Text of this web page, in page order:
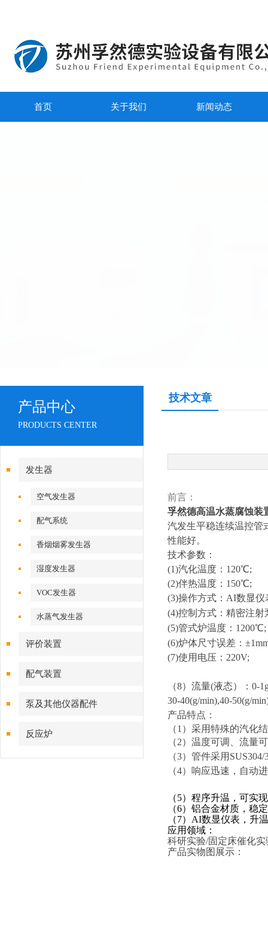
首页 关于我们 新闻动态
产品中心
PRODUCTS CENTER
发生器
空气发生器
配气系统
香烟烟雾发生器
湿度发生器
VOC发生器
水蒸气发生器
评价装置
配气装置
泵及其他仪器配件
反应炉
技术文章
前言：
孚然德高温水蒸腐蚀装
汽发生平稳连续温控管
性能好。
技术参数：
(1)汽化温度：120℃;
(2)伴热温度：150℃;
(3)操作方式：AI数显仪
(4)控制方式：精密注
(5)管式炉温度：1200℃;
(6)炉体尺寸误差：
(7)使用电压：220V;
（8）流量(液态）：0-
30-40(g/min),40-50(g/
产品特点：
（1）采用特殊的汽化
（2）温度可调、流量
（3）管件采用
（4）响应迅速，自动
（5）程序升温，可实
（6）铝合金材质，稳
（7）AI数显仪表，升
应用领域：
科研实验/固定床催化实
产品实物图展示：